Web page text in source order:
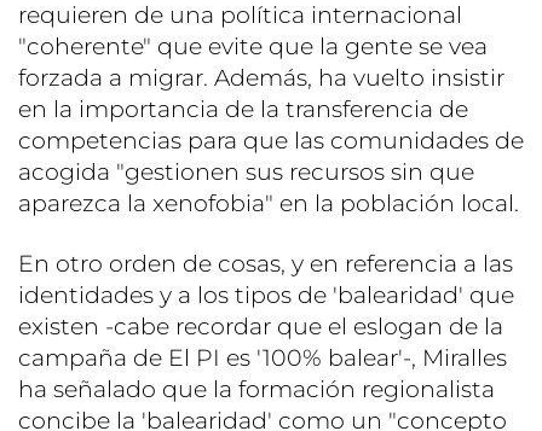
requieren de una política internacional
"coherente" que evite que la gente se vea
forzada a migrar. Además, ha vuelto insistir
en la importancia de la transferencia de
competencias para que las comunidades de
acogida "gestionen sus recursos sin que
aparezca la xenofobia" en la población local.
En otro orden de cosas, y en referencia a las
identidades y a los tipos de 'balearidad' que
existen -cabe recordar que el eslogan de la
campaña de El PI es '100% balear'-, Miralles
ha señalado que la formación regionalista
concibe la 'balearidad' como un "concepto